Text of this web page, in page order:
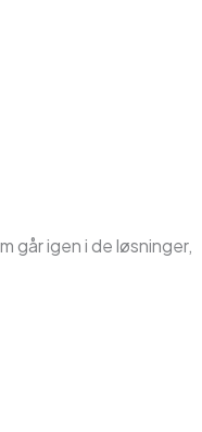
går igen i de løsninger,